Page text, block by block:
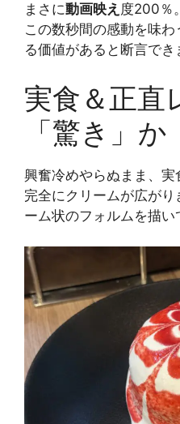
まさに動画映え 度200％。
この数秒間の感動を味
る価値があると断言でき
実食＆正直
「驚き」
興奮冷めやらぬまま、実
完全にクリームが広が
ーム状のフォルムを描い